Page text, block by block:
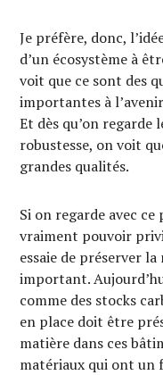
Je préfère, donc,
d’un écosystème à
voit que ce sont des
importantes à
Et dès qu’on regarde
robustesse, on voit
grandes qualités.
Si on regarde avec
vraiment pouvoir
essaie de préserver
important.
comme des stocks
en place doit être
matière dans ces
matériaux qui ont un